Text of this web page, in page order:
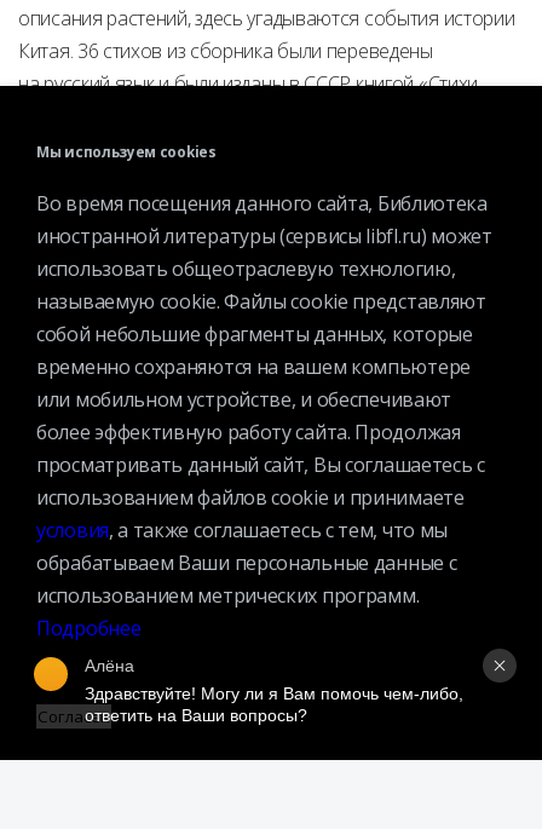
описания растений, здесь угадываются события истории
Китая. 36 стихов из сборника были переведены
на русский язык и были изданы в СССР книгой «Стихи
Те Нин, «Цветы хлопка»
Мы используем cookies
Во время посещения данного сайта, Библиотека
иностранной литературы (сервисы libfl.ru) может
использовать общеотраслевую технологию,
называемую cookie. Файлы cookie представляют
собой небольшие фрагменты данных, которые
временно сохраняются на вашем компьютере
или мобильном устройстве, и обеспечивают
более эффективную работу сайта. Продолжая
просматривать данный сайт, Вы соглашаетесь с
использованием файлов cookie и принимаете
условия, а также соглашаетесь с тем, что мы
обрабатываем Ваши персональные данные с
использованием метрических программ.
Подробнее
Согласен
Алёна
Здравствуйте! Могу ли я Вам помочь чем-либо,
ответить на Ваши вопросы?